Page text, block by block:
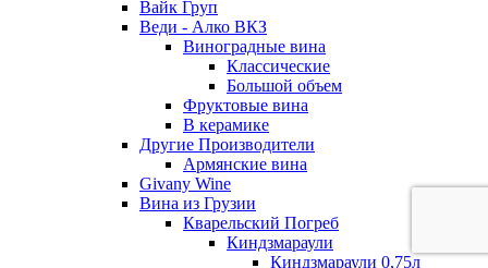
Вайк Груп
Веди - Алко ВКЗ
Виноградные вина
Классические
Большой объем
Фруктовые вина
В керамике
Другие Производители
Армянские вина
Givany Wine
Вина из Грузии
Кварельский Погреб
Киндзмараули
Киндзмараули 0,75л